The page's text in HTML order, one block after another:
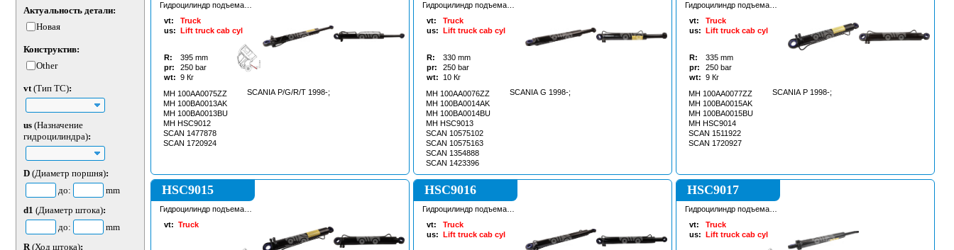
Актуальность детали:
Новая
Конструктив:
Other
vt(Тип ТС):
us (Назначение
гидроцилиндра):
D (Диаметр поршня):
до:
mm
d1 (Диаметр штока):
до:
mm
R(Ход штока):
Гидроцилиндр подъема
vt:
Truck
us: Lift truck cab cyl
R: 395 mm
pr:
250 bar
wt: 9 Кг
MH 100AA0075ZZ
MH 100BA0013AK
MH 100BA0013BU
MH HSC9012
SCAN 1477878
SCAN 1720924
SCANIA P/G/R/T 1998-;
Гидроцилиндр подъема
vt:
Truck
us: Lift truck cab cyl
R: 330 mm
pr:
250 bar
wt:
10 Кг
MH 100AA0076ZZ
MH 100BA0014AK
MH 100BA0014BU
MH HSC9013
SCAN 10575102
SCAN 10575163
SCAN 1354888
SCAN 1423396
SCANIA G 1998-;
Гидроцилиндр подъема
vt:
Truck
us: Lift truck cab cyl
R: 335 mm
pr:
250 bar
wt: 9 Кг
MH 100AA0077ZZ
MH 100BA0015AK
MH 100BA0015BU
MH HSC9014
SCAN 1511922
SCAN 1720927
SCANIA P 1998-;
HSC9015
Гидроцилиндр подъема
vt: Truck
HSC9016
Гидроцилиндр подъема
vt:
Truck
us: Lift truck cab cyl
HSC9017
Гидроцилиндр подъема
vt:
Truck
us: Lift truck cab cyl